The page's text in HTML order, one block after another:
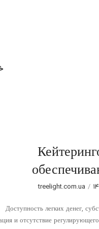
/
treelight.com.ua
Доступность легких денег,
и отсутствие